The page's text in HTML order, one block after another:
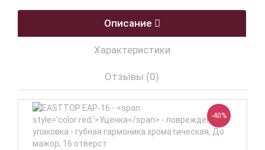
Описание
Характеристики
Отзывы (0)
-40%